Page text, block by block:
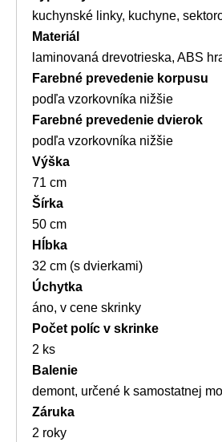
kuchynské linky, kuchyne,
Materiál
laminovaná drevotrieska, ABS
Farebné prevedenie korpusu
podľa vzorkovníka nižšie
Farebné prevedenie dvierok
podľa vzorkovníka nižšie
Výška
71 cm
Šírka
50 cm
Hĺbka
32 cm (s dvierkami)
Úchytka
áno, v cene skrinky
Počet políc v skrinke
2 ks
Balenie
demont, určené k samostatnej
Záruka
2 roky